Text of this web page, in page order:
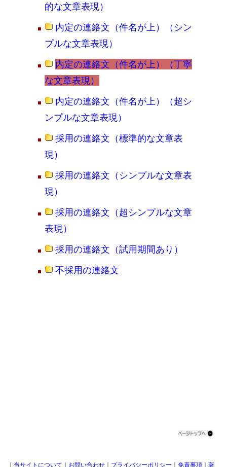
的な文章表現）
内定の連絡文（件名が上）（シン
プルな文章表現）
内定の連絡文（件名が上）（丁寧
な文章表現）
内定の連絡文（件名が上）（超シ
ンプルな文章表現）
採用の連絡文（標準的な文章表
現）
採用の連絡文（シンプルな文章表
現）
採用の連絡文（超シンプルな文章
表現）
採用の連絡文（試用期間あり）
不採用の連絡文
｜ 当サイトについて ｜ お問い合わせ ｜ プライバシーポリシー ｜ 免責事項 ｜ 著